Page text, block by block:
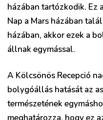
házában tartózkodik. Ez
Nap a Mars házában
házában, akkor ezek a
állnak egymással.
A Kölcsönös Recepció
bolygóállás hatását az
természetének